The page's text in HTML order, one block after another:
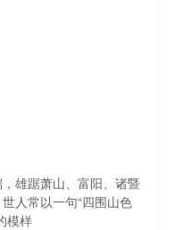
雄踞萧山、富阳、诸暨
人常以一句“四围山色
模样